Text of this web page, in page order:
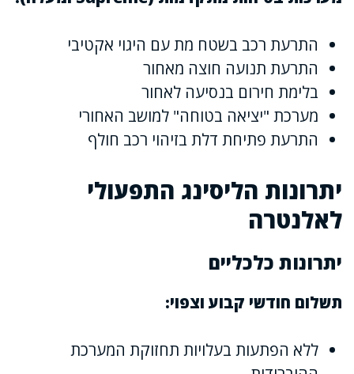
התרעת רכב בשטח מת עם היגוי אקטיבי
התרעת תנועה חוצה מאחור
בלימת חירום בנסיעה לאחור
מערכת "יציאה בטוחה" למושב האחורי
התרעת פתיחת דלת בזיהוי רכב חולף
יתרונות הליסינג התפעולי
לאלנטרה
יתרונות כלכליים
תשלום חודשי קבוע וצפוי:
ללא הפתעות בעלויות תחזוקת המערכת